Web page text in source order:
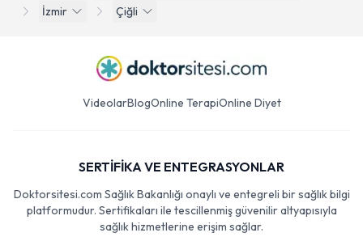
İzmir
Çiğli
VideolarBlogOnline TerapiOnline Diyet
SERTİFİKA VE ENTEGRASYONLAR
Doktorsitesi.com Sağlık Bakanlığı onaylı ve entegreli bir sağlık bilgi
platformudur. Sertifikaları ile tescillenmiş güvenilir altyapısıyla
sağlık hizmetlerine erişim sağlar.